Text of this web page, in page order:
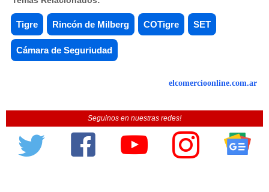
Tigre Rincón de Milberg COTigre SET
Cámara de Seguriudad
elcomercioonline.com.ar
Seguinos en nuestras redes!